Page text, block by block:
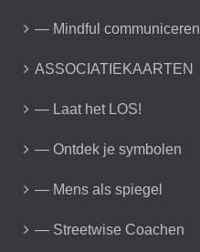
— Mindful communiceren
ASSOCIATIEKAARTEN
— Laat het LOS!
— Ontdek je symbolen
— Mens als spiegel
— Streetwise Coachen